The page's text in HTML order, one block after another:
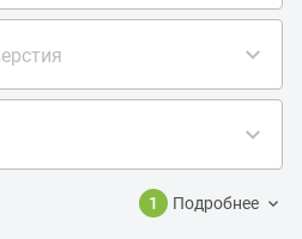
1 Подробнее